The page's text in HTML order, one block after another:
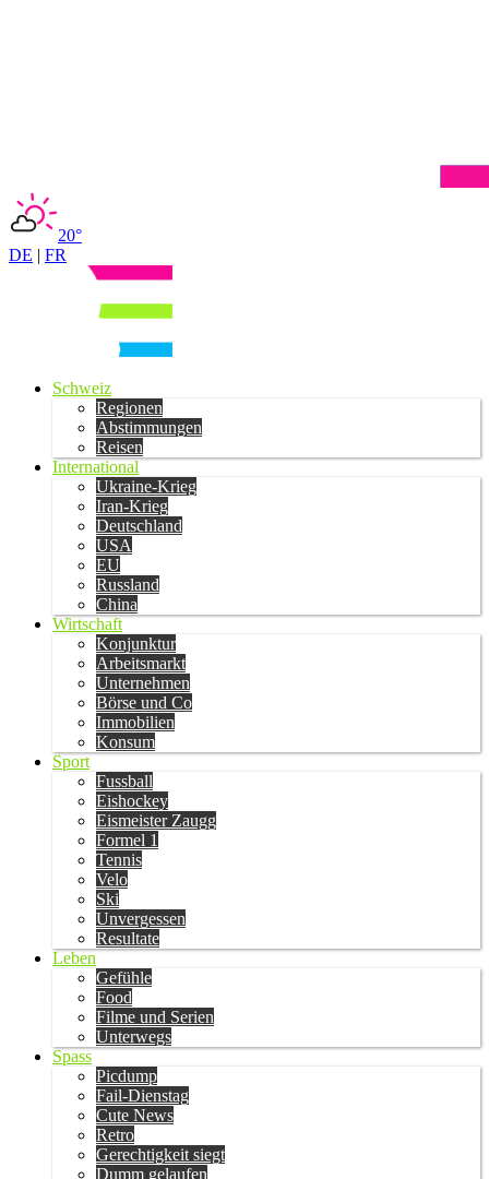
20°
DE | FR
Schweiz
Regionen
Abstimmungen
Reisen
International
Ukraine-Krieg
Iran-Krieg
Deutschland
USA
EU
Russland
China
Wirtschaft
Konjunktur
Arbeitsmarkt
Unternehmen
Börse und Co
Immobilien
Konsum
Sport
Fussball
Eishockey
Eismeister Zaugg
Formel 1
Tennis
Velo
Ski
Unvergessen
Resultate
Leben
Gefühle
Food
Filme und Serien
Unterwegs
Spass
Picdump
Fail-Dienstag
Cute News
Retro
Gerechtigkeit siegt
Dumm gelaufen